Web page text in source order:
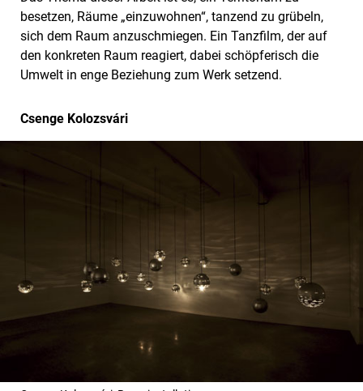
besetzen, Räume „einzuwohnen“, tanzend zu grübeln,
sich dem Raum anzuschmiegen. Ein Tanzfilm, der auf
den konkreten Raum reagiert, dabei schöpferisch die
Umwelt in enge Beziehung zum Werk setzend.
Csenge Kolozsvári